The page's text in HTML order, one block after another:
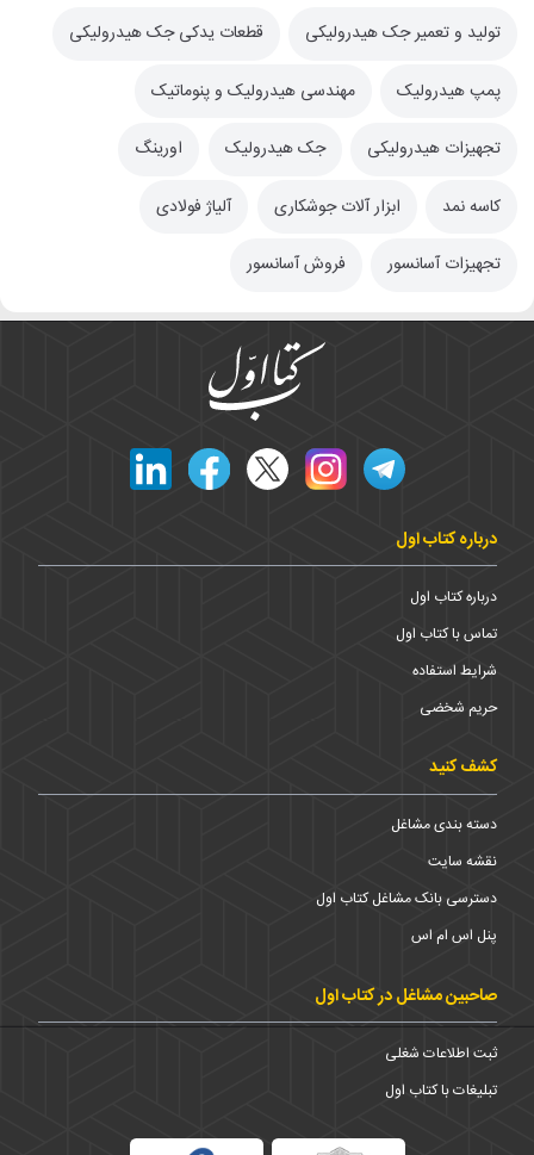
تولید و تعمیر جک هیدرولیکی
قطعات یدکی جک هیدرولیکی
پمپ هیدرولیک مهندسی هیدرولیک و پنوماتیک
تجهیزات هیدرولیکی جک هیدرولیک اورینگ
کاسه نمد ابزار آلات جوشکاری آلیاژ فولادی
تجهیزات آسانسور فروش آسانسور
درباره کتاب اول
درباره کتاب اول
تماس با کتاب اول
شرایط استفاده
حریم شخضی
کشف کنید
دسته بندی مشاغل
نقشه سایت
دسترسی بانک مشاغل کتاب اول
پنل اس ام اس
صاحبین مشاغل در کتاب اول
ثبت اطلاعات شغلی
تبلیغات با کتاب اول